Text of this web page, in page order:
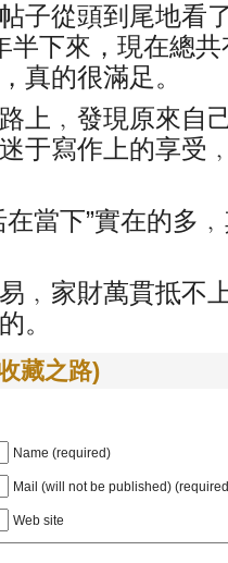
子從頭到尾地看
半下來，現在總
真的很滿足。
上﹐發現原來自
于寫作上的享受
在當下”實在的多
﹐家財萬貫抵不
。
藏之路)
Name (required)
Mail (will not be published)
Web site